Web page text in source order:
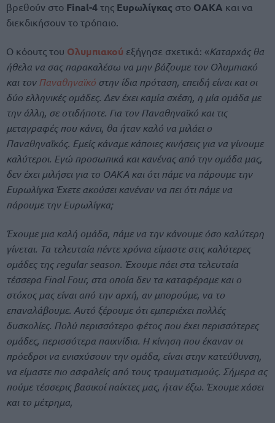
βρεθούν στο Final-4 της Ευρωλίγκας στο ΟΑΚΑ και να
διεκδικήσουν το τρόπαιο.
Ο κόουτς του Ολυμπιακού εξήγησε σχετικά: «Καταρχάς θα
ήθελα να σας παρακαλέσω να μην βάζουμε τον Ολυμπιακό
και τον Παναθηναϊκό στην ίδια πρόταση, επειδή είναι και οι
δύο ελληνικές ομάδες. Δεν έχει καμία σχέση, η μία ομάδα με
την άλλη, σε οτιδήποτε. Για τον Παναθηναϊκό και τις
μεταγραφές που κάνει, θα ήταν καλό να μιλάει ο
Παναθηναϊκός. Εμείς κάναμε κάποιες κινήσεις για να γίνουμε
καλύτεροι. Εγώ προσωπικά και κανένας από την ομάδα μας,
δεν έχει μιλήσει για το ΟΑΚΑ και ότι πάμε να πάρουμε την
Ευρωλίγκα Έχετε ακούσει κανέναν να πει ότι πάμε να
πάρουμε την Ευρωλίγκα;
Έχουμε μια καλή ομάδα, πάμε να την κάνουμε όσο καλύτερη
γίνεται. Τα τελευταία πέντε χρόνια είμαστε στις καλύτερες
ομάδες της regular season. Έχουμε πάει στα τελευταία
τέσσερα Final Four, στα οποία δεν τα καταφέραμε και ο
στόχος μας είναι από την αρχή, αν μπορούμε, να το
επαναλάβουμε. Αυτό ξέρουμε ότι εμπεριέχει πολλές
δυσκολίες. Πολύ περισσότερο φέτος που έχει περισσότερες
ομάδες, περισσότερα παιχνίδια. Η κίνηση που έκαναν οι
πρόεδροι να ενισχύσουν την ομάδα, είναι στην κατεύθυνση,
να είμαστε πιο ασφαλείς από τους τραυματισμούς. Σήμερα ας
πούμε τέσσερις βασικοί παίκτες μας, ήταν έξω. Έχουμε χάσει
και το μέτρημα,